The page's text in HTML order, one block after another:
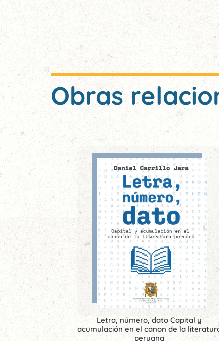
Obras
Letra, número, dato Capital y
acumulación en el canon de la
peruana